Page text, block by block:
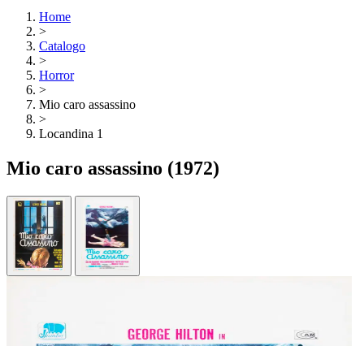
Home
>
Catalogo
>
Horror
>
Mio caro assassino
>
Locandina 1
Mio caro assassino (1972)